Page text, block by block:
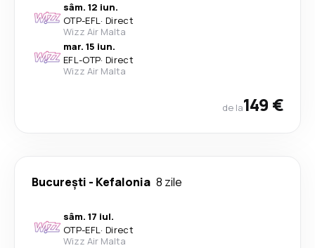
sâm. 12 iun.
OTP-EFL· Direct
Wizz Air Malta
mar. 15 iun.
EFL-OTP· Direct
Wizz Air Malta
de la149 €
București - Kefalonia 8 zile
sâm. 17 iul.
OTP-EFL· Direct
Wizz Air Malta